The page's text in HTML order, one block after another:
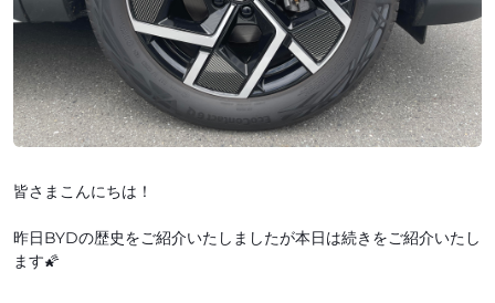
皆さまこんにちは！
昨日BYDの歴史をご紹介いたしましたが本日は続きをご紹介いたし
ます🌠